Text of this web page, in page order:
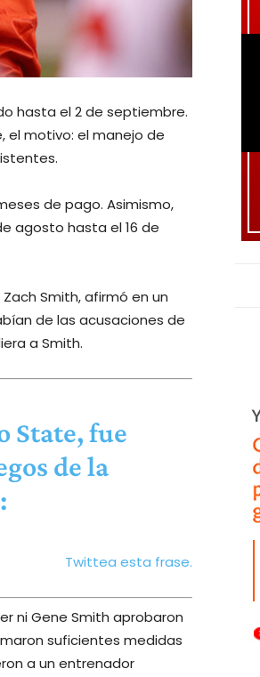
hasta el 2 de septiembre.
el motivo: el manejo de
de pago. Asimismo,
agosto hasta el 16 de
Smith, afirmó en un
de las acusaciones de
a Smith.
State, fue
de la
Twittea esta frase.
ni Gene Smith aprobaron
suficientes medidas
a un entrenador